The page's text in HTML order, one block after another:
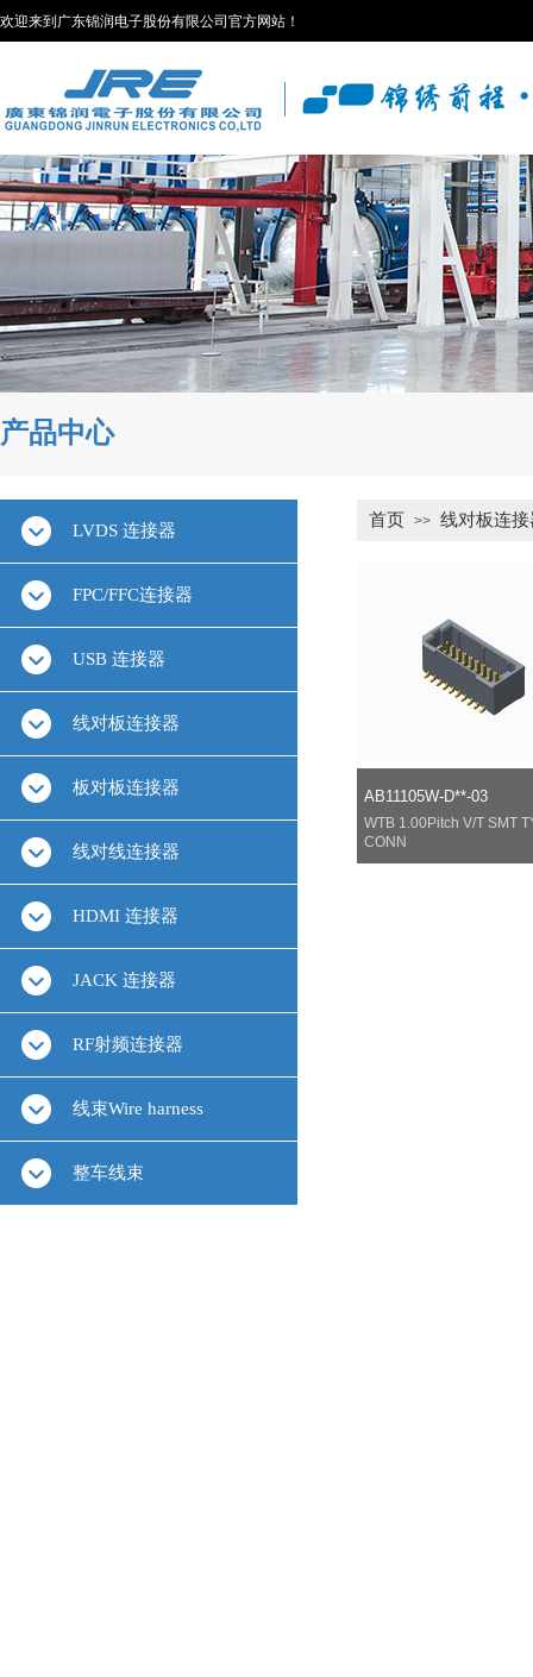
欢迎来到广东锦润电子股份有限公司官方网站！
产品中心
LVDS 连接器
FPC/FFC连接器
USB 连接器
线对板连接器
板对板连接器
线对线连接器
HDMI 连接器
JACK 连接器
RF射频连接器
线束Wire harness
整车线束
首页 >> 线对板连接
AB11105W-D**-03
WTB 1.00Pitch V/T SMT
CONN